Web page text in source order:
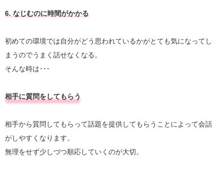
6. なじむのに時間がかかる
初めての環境では自分がどう思われているかがとても気になってし
まうのでうまく話せなくなる。
そんな時は･･･
相手に質問をしてもらう
相手から質問してもらって話題を提供してもらうことによって会話
がしやすくなります。
無理をせず少しづつ順応していくのが大切。